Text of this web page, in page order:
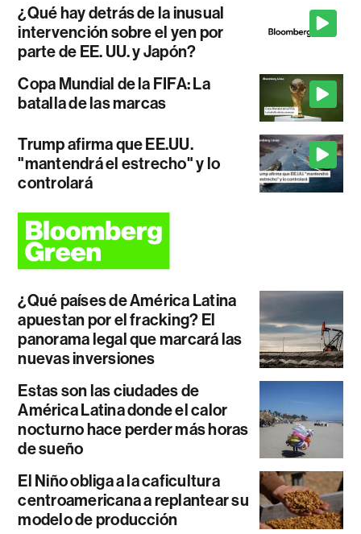
¿Qué hay detrás de la inusual
intervención sobre el yen por
parte de EE. UU. y Japón?
Copa Mundial de la FIFA: La
batalla de las marcas
Trump afirma que EE.UU.
"mantendrá el estrecho" y lo
controlará
¿Qué países de América Latina
apuestan por el fracking? El
panorama legal que marcará las
nuevas inversiones
Estas son las ciudades de
América Latina donde el calor
nocturno hace perder más horas
de sueño
El Niño obliga a la caficultura
centroamericana a replantear su
modelo de producción